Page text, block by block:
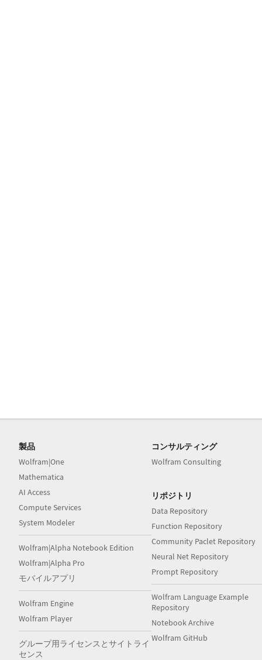
製品
Wolfram|One
Mathematica
AI Access
Compute Services
System Modeler
Wolfram|Alpha Notebook Edition
Wolfram|Alpha Pro
モバイルアプリ
Wolfram Engine
Wolfram Player
グループ用ライセンスとサイトライ
センス
コンサルティング
Wolfram Consulting
リポジトリ
Data Repository
Function Repository
Community Paclet Repository
Neural Net Repository
Prompt Repository
Wolfram Language Example
Repository
Notebook Archive
Wolfram GitHub